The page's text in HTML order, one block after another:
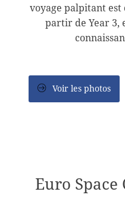
voyage palpitant est
partir de Year 3,
Voir les photos
Euro Space